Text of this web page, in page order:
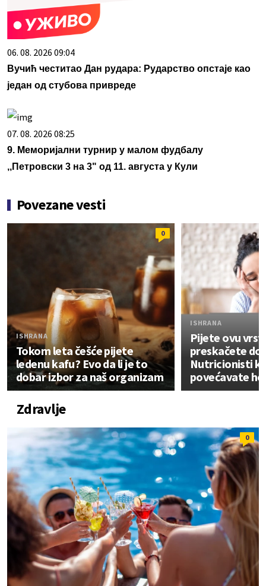
06. 08. 2026 09:04
Вучић честитао Дан рудара: Рударство опстаје као
један од стубова привреде
07. 08. 2026 08:25
9. Меморијални турнир у малом фудбалу
,,Петровски 3 на 3" од 11. августа у Кули
Povezane vesti
0
ISHRANA
Tokom leta češće pijete
ledenu kafu? Evo da li je to
dobar izbor za naš organizam
ISHRANA
Pijete ovu
preskačete
Nutricionisti
povećavate
Zdravlje
0